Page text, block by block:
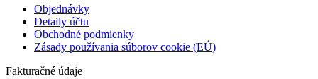
Objednávky
Detaily účtu
Obchodné podmienky
Zásady používania súborov cookie (EÚ)
Fakturačné údaje